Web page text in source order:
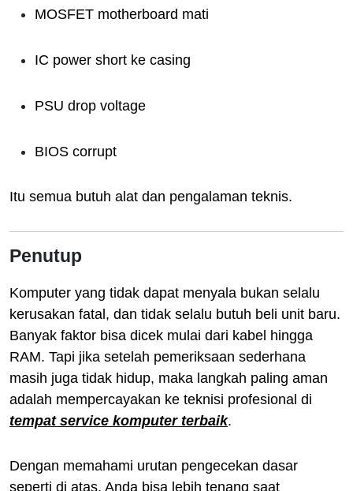
MOSFET motherboard mati
IC power short ke casing
PSU drop voltage
BIOS corrupt
Itu semua butuh alat dan pengalaman teknis.
Penutup
Komputer yang tidak dapat menyala bukan selalu
kerusakan fatal, dan tidak selalu butuh beli unit baru.
Banyak faktor bisa dicek mulai dari kabel hingga
RAM. Tapi jika setelah pemeriksaan sederhana
masih juga tidak hidup, maka langkah paling aman
adalah mempercayakan ke teknisi profesional di
tempat service komputer terbaik.
Dengan memahami urutan pengecekan dasar
seperti di atas, Anda bisa lebih tenang saat